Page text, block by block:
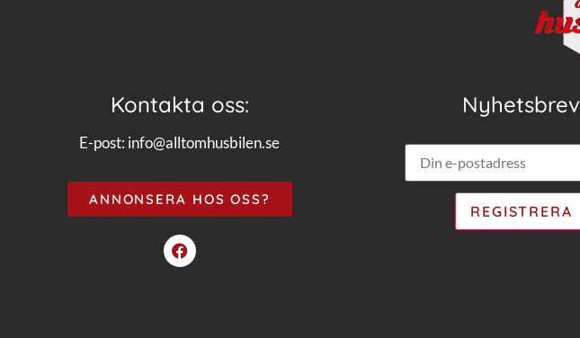
Kontakta oss:
E-post: info@alltomhusbilen.se
ANNONSERA HOS OSS?
Nyhetsbrev